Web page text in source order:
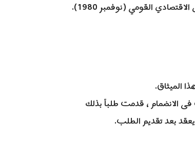
الميثاق.
الانضمام ، قدمت طلباً بذلك
بعد تقديم الطلب.